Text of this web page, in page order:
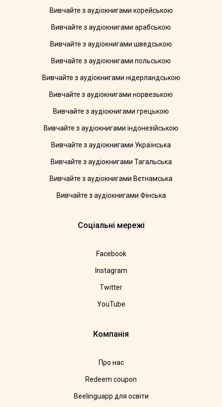
Вивчайте з аудіокнигами корейською
Вивчайте з аудіокнигами арабською
Вивчайте з аудіокнигами шведською
Вивчайте з аудіокнигами польською
Вивчайте з аудіокнигами нідерландською
Вивчайте з аудіокнигами норвезькою
Вивчайте з аудіокнигами грецькою
Вивчайте з аудіокнигами індонезійською
Вивчайте з аудіокнигами Українська
Вивчайте з аудіокнигами Тагальська
Вивчайте з аудіокнигами Вєтнамська
Вивчайте з аудіокнигами Фінська
Соціальні мережі
Facebook
Instagram
Twitter
YouTube
Компанія
Про нас
Redeem coupon
Beelinguapp для освіти